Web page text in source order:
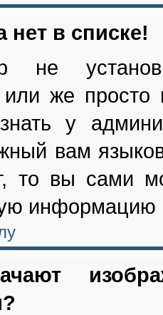
нет в списке!
не
же
у
вам
то вы сами
информацию